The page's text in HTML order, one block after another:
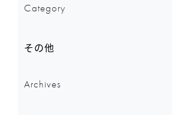
Category
その他
Archives